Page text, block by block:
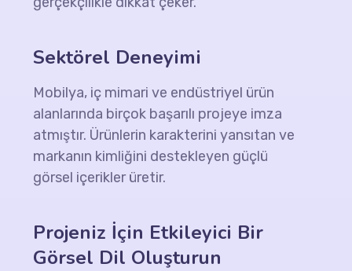
Sektörel Deneyimi
Mobilya, iç mimari ve endüstriyel ürün
alanlarında birçok başarılı projeye imza
atmıştır. Ürünlerin karakterini yansıtan ve
markanın kimliğini destekleyen güçlü
görsel içerikler üretir.
Projeniz İçin Etkileyici Bir
Görsel Dil Oluşturun